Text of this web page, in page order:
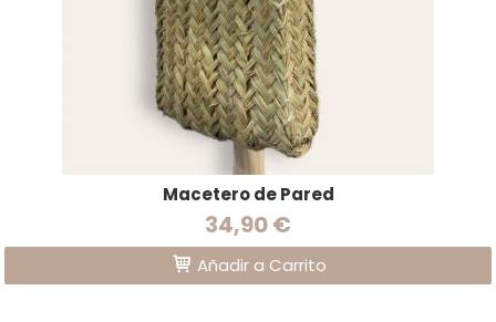
Macetero de Pared
34,90 €
Añadir a Carrito